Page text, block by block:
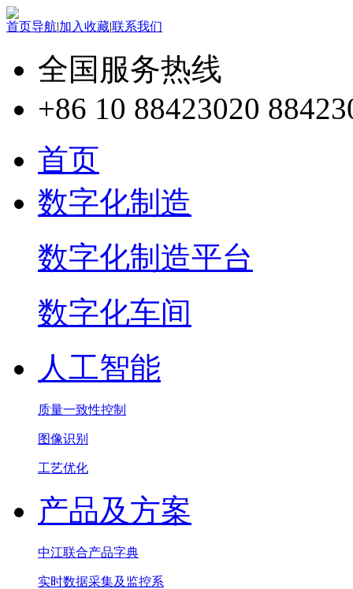
首页导航|加入收藏|联系我们
全国服务热线
+86 10 88423020
首页
数字化制造
数字化制造平台
数字化车间
人工智能
质量一致性控制
图像识别
工艺优化
产品及方案
中江联合产品字典
实时数据采集及监控系